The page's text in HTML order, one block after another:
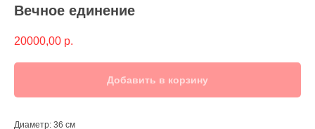
Вечное единение
20000,00 р.
Добавить в корзину
Диаметр: 36 см